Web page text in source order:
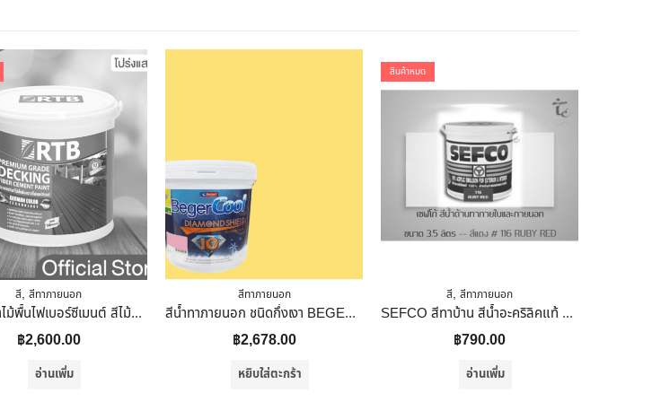
สี, สีทาภายนอก
RTB สีทาไม้พื้นไฟเบอร์ซีเมนต์ สีไม้แดง DF-6206-M 1 Gal(3.785L)
฿2,600.00
อ่านเพิ่ม
สีทาภายนอก
สีน้ำทาภายนอก ชนิดกึ่งเงา BEGER COOL DIAMONDSHIELD 10 087-5 สี YELLOW ROSE 9 ลิตร
฿2,678.00
หยิบใส่ตะกร้า
สินค้าหมด
สี, สีทาภายนอก
SEFCO สีทาบ้าน สีน้ำอะคริลิคแท้ 100% แม่สี เเดง เบอร์ 116 ใช้สำหรับทาภายนอกและภายใน 3.5 ลิตร
฿790.00
อ่านเพิ่ม